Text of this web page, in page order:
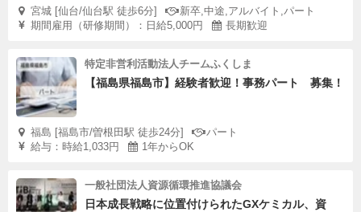
宮城 [仙台/仙台駅 徒歩6分]
新卒,中途,アルバイト,パート
期間雇用（研修期間）：日給5,000円
長期歓迎
特定非営利活動法人チームふくしま
【福島県福島市】経験者歓迎！事務パート 募集！
福島 [福島市/曽根田駅 徒歩24分]
パート
給与：時給1,033円
1年からOK
一般社団法人資源循環推進協議会
日本成長戦略に位置付けられたGXケミカル、資